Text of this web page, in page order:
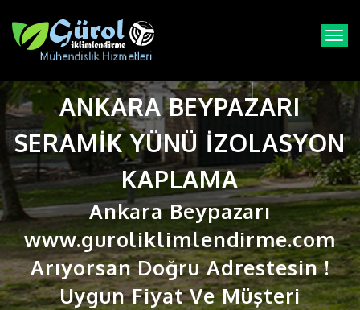
T
g
n
a
v
i
g
a
t
i
o
n
ANKARA BEYPAZARI
SERAMIK YÜNÜ IZOLASYON
KAPLAMA
Ankara Beypazarı
www.guroliklimlendirme.com
Arıyorsan Doğru Adrestesin !
Uygun Fiyat Ve Müşteri